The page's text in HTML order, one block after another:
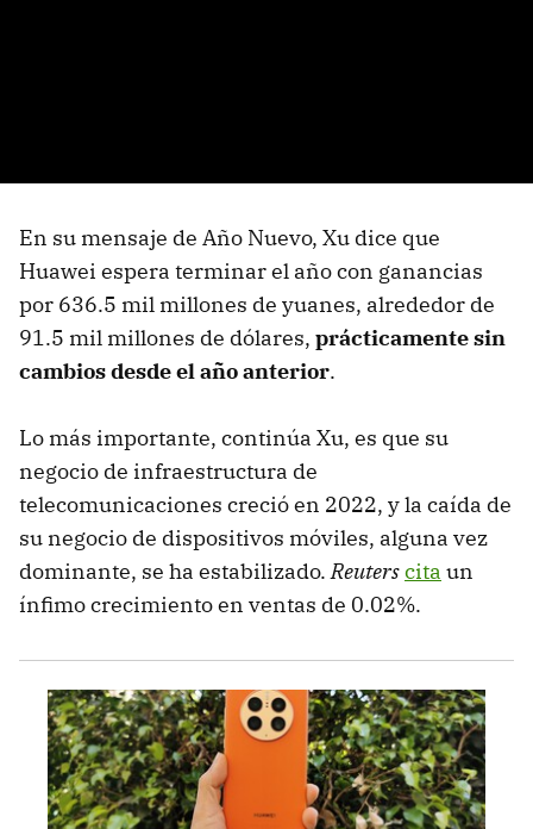
En su mensaje de Año Nuevo, Xu dice que
Huawei espera terminar el año con ganancias
por 636.5 mil millones de yuanes, alrededor de
91.5 mil millones de dólares, prácticamente sin
cambios desde el año anterior.
Lo más importante, continúa Xu, es que su
negocio de infraestructura de
telecomunicaciones creció en 2022, y la caída de
su negocio de dispositivos móviles, alguna vez
dominante, se ha estabilizado.Reuterscita un
ínfimo crecimiento en ventas de 0.02%.